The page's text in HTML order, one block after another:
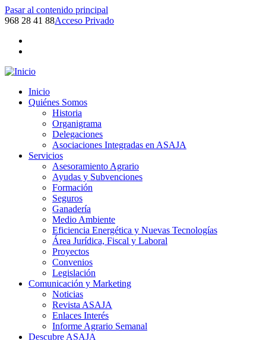
Pasar al contenido principal
968 28 41 88Acceso Privado
Inicio
Quiénes Somos
Historia
Organigrama
Delegaciones
Asociaciones Integradas en ASAJA
Servicios
Asesoramiento Agrario
Ayudas y Subvenciones
Formación
Seguros
Ganadería
Medio Ambiente
Eficiencia Energética y Nuevas Tecnologías
Área Jurídica, Fiscal y Laboral
Proyectos
Convenios
Legislación
Comunicación y Marketing
Noticias
Revista ASAJA
Enlaces Interés
Informe Agrario Semanal
Descubre ASAJA